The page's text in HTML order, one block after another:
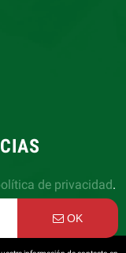
de privacidad.
OK